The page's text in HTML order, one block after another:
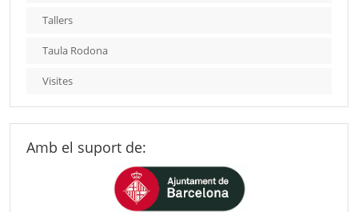
Tallers
Taula Rodona
Visites
Amb el suport de: